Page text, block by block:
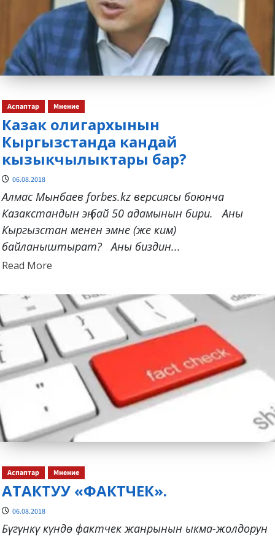
Аспаптар Мнение
Казак олигархынын
Кыргызстанда кандай
кызыкчылыктары бар?
06.08.2018
Алмас Мынбаев forbes.kz версиясы боюнча
Казакстандын эң бай 50 адамынын бири. Аны
Кыргызстан менен эмне (же ким)
байланыштырат? Аны биздин...
Read MoreRead
about
Аспаптар Мнение
АТАКТУУ «ФАКТЧЕК».
06.08.2018
Бүгүнкү күндө фактчек жанрынын ыкма-жолдорун